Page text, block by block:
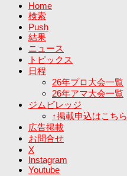
Home
検索
Push
結果
ニュース
トピックス
日程
26年プロ大会一覧
26年アマ大会一覧
ジムビレッジ
↑掲載申込はこちら
広告掲載
お問合せ
X
Instagram
Youtube